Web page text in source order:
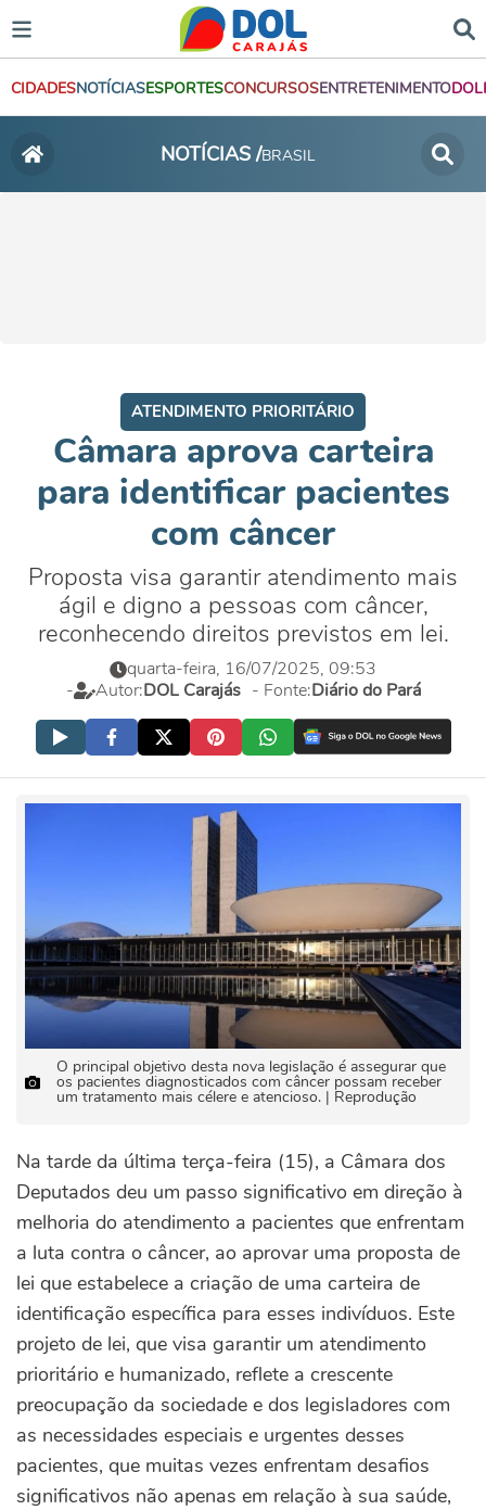
CIDADESNOTÍCIASESPORTESCONCURSOSENTRETENIMENTO
NOTÍCIAS /BRASIL
ATENDIMENTO PRIORITÁRIO
Câmara aprova carteira
para identificar pacientes
com câncer
Proposta visa garantir atendimento mais
ágil e digno a pessoas com câncer,
reconhecendo direitos previstos em lei.
quarta-feira, 16/07/2025, 09:53
-
Autor:DOL Carajás - Fonte:Diário do Pará
O principal objetivo desta nova legislação é assegurar que
os pacientes diagnosticados com câncer possam receber
um tratamento mais célere e atencioso. | Reprodução
Na tarde da última terça-feira (15), a Câmara dos
Deputados deu um passo significativo em direção à
melhoria do atendimento a pacientes que enfrentam
a luta contra o câncer, ao aprovar uma proposta de
lei que estabelece a criação de uma carteira de
identificação específica para esses indivíduos. Este
projeto de lei, que visa garantir um atendimento
prioritário e humanizado, reflete a crescente
preocupação da sociedade e dos legisladores com
as necessidades especiais e urgentes desses
pacientes, que muitas vezes enfrentam desafios
significativos não apenas em relação à sua saúde,